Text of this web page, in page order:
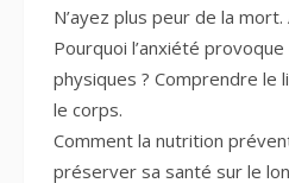
N’ayez plus peur de la
Pourquoi l’anxiété
physiques ? Comprendre le
le corps.
Comment la nutrition
préserver sa santé sur le